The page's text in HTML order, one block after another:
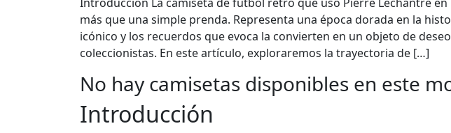
más que una simple prenda. Representa una época dorada en la
icónico y los recuerdos que evoca la convierten en un objeto de
coleccionistas. En este artículo, exploraremos la trayectoria de […]
No hay camisetas disponibles en este
Introducción